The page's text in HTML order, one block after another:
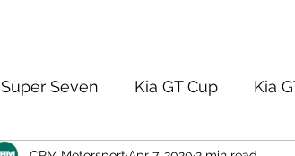
Super Seven Kia GT Cup Kia